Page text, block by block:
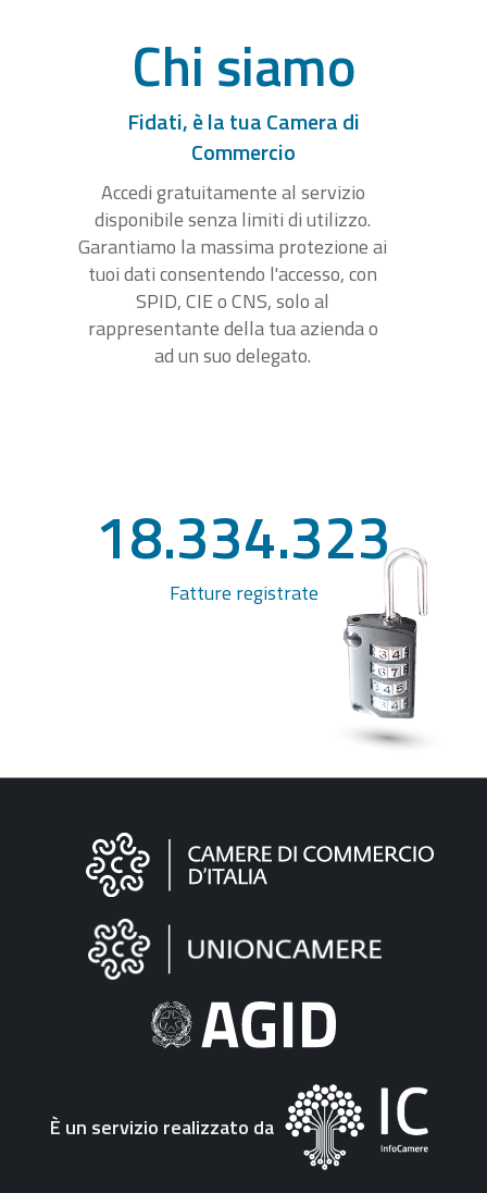
Chi siamo
Fidati, è la tua Camera di
Commercio
Accedi gratuitamente al servizio
disponibile senza limiti di utilizzo.
Garantiamo la massima protezione ai
tuoi dati consentendo l'accesso, con
SPID, CIE o CNS, solo al
rappresentante della tua azienda o
ad un suo delegato.
18.334.323
Fatture registrate
Informazioni
"Fattura
Elettronica"
È un servizio realizzato da